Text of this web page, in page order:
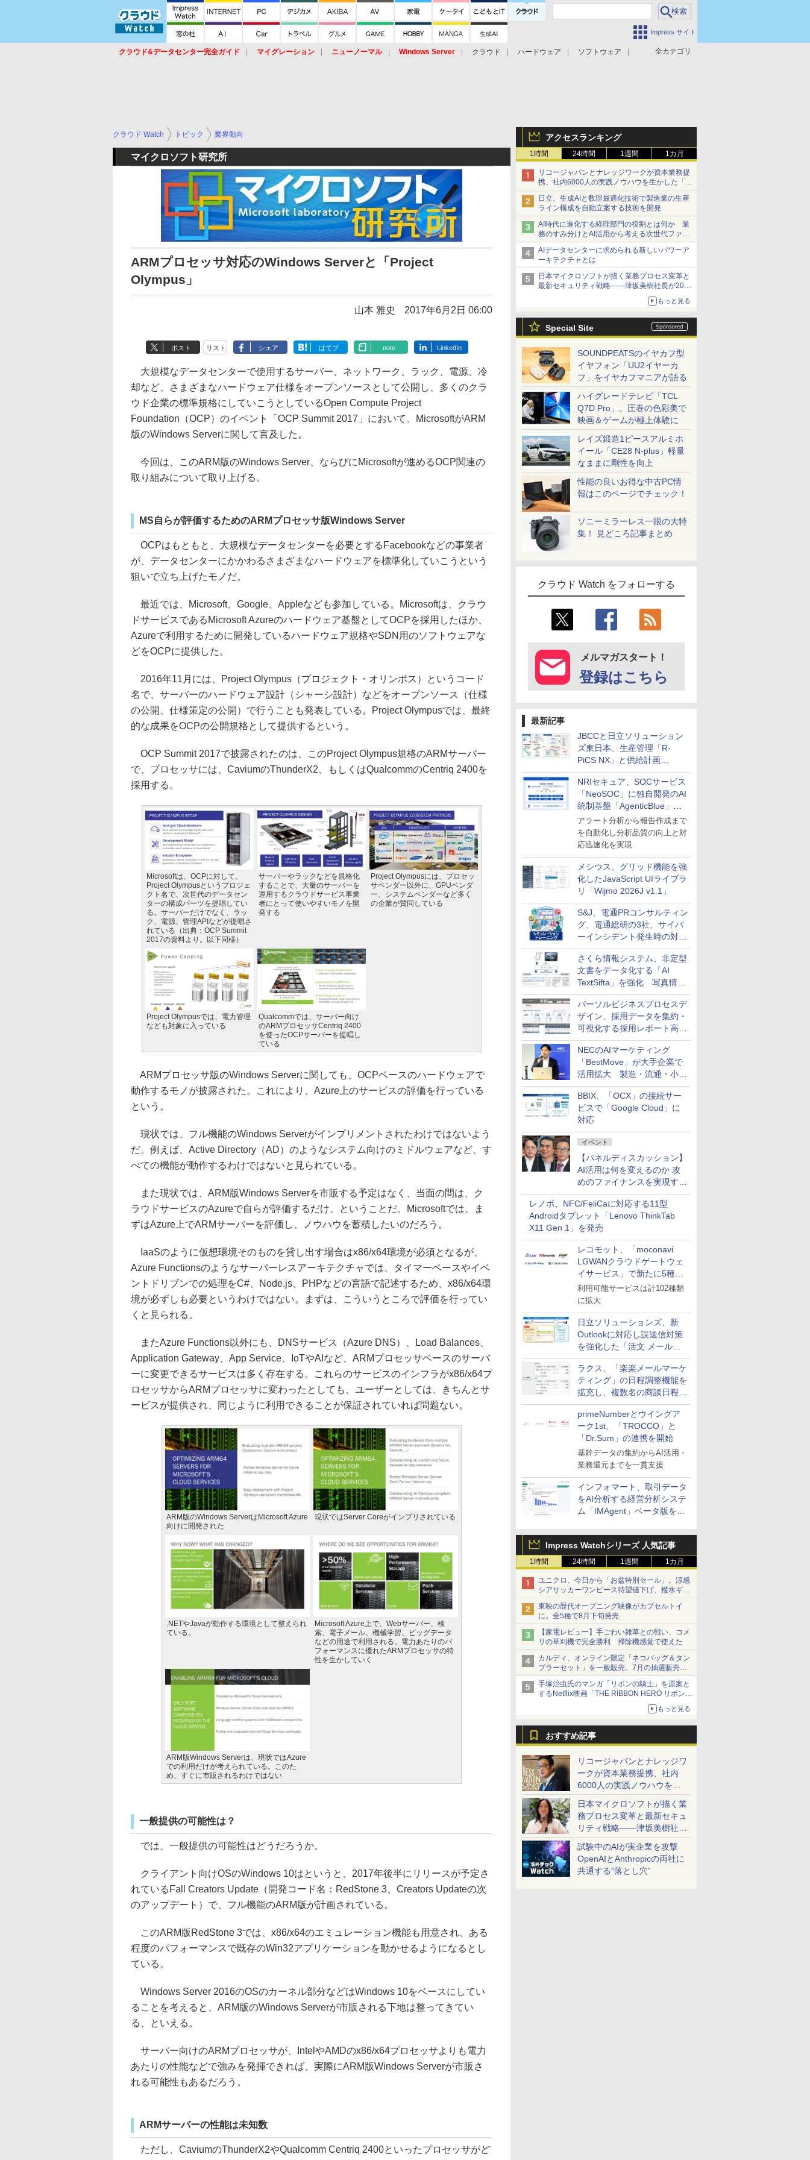
Impress サイト
全カテゴリ
クラウド&データセンター完全ガイド マイグレーション ニューノーマル Windows Server クラウド ハードウェア
ソフトウェア
アクセスランキング
1時間 24時間 1週間 1カ月
リコージャパンとナレッジワークが資本業務提
携、社内6000人の実践ノウハウを生かした「AI
商談記録 for RICOH」を展開へ
日立、生成AIと数理最適化技術で製造業の生産
ライン構成を自動立案する技術を開発
AI時代に進化する経理部門の役割とは何か 業
務のすみ分けとAI活用から考える次世代ファイ
ナンス戦略
AIデータセンターに求められる新しいパワーア
ーキテクチャとは
日本マイクロソフトが描く業務プロセス変革と
最新セキュリティ戦略――津坂美樹社長が2027
もっと見る
Special Site
SOUNDPEATSのイヤカフ型
イヤフォン「UU2イヤーカ
フ」をイヤカフマニアが語る
ハイグレードテレビ「TCL
Q7D Pro」。圧巻の色彩美で
映画＆ゲームが極上体験に
レイズ鍛造1ピースアルミホ
イール「CE28 N-plus」軽量
なままに剛性を向上
性能の良いお得な中古PC情
報はこのページでチェック！
ソニーミラーレス一眼の大特
集！ 見どころ記事まとめ
クラウド Watch をフォローする
メルマガスタート！
登録はこちら
最新記事
JBCCと日立ソリューション
ズ東日本、生産管理「R-
PiCS NX」と供給計画
「scSQUARE ISP」の連携サ
ービスを提供開始
NRIセキュア、SOCサービス
「NeoSOC」に独自開発のAI
統制基盤「AgenticBlue」を
導入
アラート分析から報告作成まで
を自動化し分析品質の向上と対
応迅速化を実現
メシウス、グリッド機能を強
化したJavaScript UIライブラ
リ「Wijmo 2026J v1.1」
S&J、電通PRコンサルティン
グ、電通総研の3社、サイバ
ーインシデント発生時の対応
と危機管理広報を一体的に訓
練するプログラムを提供
さくら情報システム、非定型
文書をデータ化する「AI
TextSifta」を強化 写真情報
のデータ化などに対応
パーソルビジネスプロセスデ
ザイン、採用データを集約・
可視化する採用レポート高速
化サービスを提供
NECのAIマーケティング
「BestMove」が大手企業で
活用拡大 製造・流通・小売
企業・広告代理店などが実装
フェーズへ
BBIX、「OCX」の接続サー
ビスで「Google Cloud」に
対応
イベント
【パネルディスカッション】
AI活用は何を変えるのか 攻
めのファイナンスを実現する
業務設計とマインドセット変
革
レノボ、NFC/FeliCaに対応する11型
Androidタブレット「Lenovo ThinkTab
X11 Gen 1」を発売
レコモット、「moconavi
LGWANクラウドゲートウェ
イサービス」で新たに5種類
のサービスと連携開始
利用可能サービスは計102種類
に拡大
日立ソリューションズ、新
Outlookに対応し誤送信対策
を強化した「活文 メール誤
送信防止アドインサービス」
を提供
ラクス、「楽楽メールマーケ
ティング」の日程調整機能を
拡充し、複数名の商談日程調
整を効率化
primeNumberとウイングア
ーク1st、「TROCCO」と
「Dr.Sum」の連携を開始
基幹データの集約からAI活用・
業務還元までを一貫支援
インフォマート、取引データ
をAI分析する経営分析システ
ム「IMAgent」ベータ版を提
Impress Watchシリーズ 人気記事
1時間 24時間 1週間 1カ月
ユニクロ、今日から「お盆特別セール」。涼感
シアサッカーワンピース待望値下げ、撥水ギア
ショーツは1990円に
東映の歴代オープニング映像がカプセルトイ
に。全5種で8月下旬発売
【家電レビュー】手ごわい雑草との戦い、コメ
リの草刈機で完全勝利 掃除機感覚で使えた
カルディ、オンライン限定「ネコバッグ＆タン
ブラーセット」を一般販売。7月の抽選販売の
当選無効分
手塚治虫氏のマンガ「リボンの騎士」を原案と
するNetflix映画「THE RIBBON HERO リボンヒ
もっと見る
おすすめ記事
リコージャパンとナレッジワ
ークが資本業務提携、社内
6000人の実践ノウハウを生
かした「AI商談記録 for
RICOH」を展開へ
日本マイクロソフトが描く業
務プロセス変革と最新セキュ
リティ戦略――津坂美樹社長
が2027年度戦略を説明
試験中のAIが実企業を攻撃
OpenAIとAnthropicの両社に
共通する“落とし穴”
クラウド Watch トピック 業界動向
マイクロソフト研究所
ARMプロセッサ対応のWindows Serverと「Project
Olympus」
山本 雅史 2017年6月2日 06:00
ポスト リスト シェア はてブ note LinkedIn
大規模なデータセンターで使用するサーバー、ネットワーク、ラック、電源、冷
却など、さまざまなハードウェア仕様をオープンソースとして公開し、多くのクラ
ウド企業の標準規格にしていこうとしているOpen Compute Project
Foundation（OCP）のイベント「OCP Summit 2017」において、MicrosoftがARM
版のWindows Serverに関して言及した。
今回は、このARM版のWindows Server、ならびにMicrosoftが進めるOCP関連の
取り組みについて取り上げる。
MS自らが評価するためのARMプロセッサ版Windows Server
OCPはもともと、大規模なデータセンターを必要とするFacebookなどの事業者
が、データセンターにかかわるさまざまなハードウェアを標準化していこうという
狙いで立ち上げたモノだ。
最近では、Microsoft、Google、Appleなども参加している。Microsoftは、クラウ
ドサービスであるMicrosoft Azureのハードウェア基盤としてOCPを採用したほか、
Azureで利用するために開発しているハードウェア規格やSDN用のソフトウェアな
どをOCPに提供した。
2016年11月には、Project Olympus（プロジェクト・オリンポス）というコード
名で、サーバーのハードウェア設計（シャーシ設計）などをオープンソース（仕様
の公開、仕様策定の公開）で行うことも発表している。Project Olympusでは、最終
的な成果をOCPの公開規格として提供するという。
OCP Summit 2017で披露されたのは、このProject Olympus規格のARMサーバー
で、プロセッサには、CaviumのThunderX2、もしくはQualcommのCentriq 2400を
採用する。
Microsoftは、OCPに対して、
Project Olympusというプロジェ
クト名で、次世代のデータセン
ターの構成パーツを提唱してい
る。サーバーだけでなく、ラッ
ク、電源、管理APIなどが提唱さ
れている（出典：OCP Summit
2017の資料より。以下同様）
サーバーやラックなどを規格化
することで、大量のサーバーを
運用するクラウドサービス事業
者にとって使いやすいモノを開
発する
Project Olympusには、プロセッ
サベンダー以外に、GPUベンダ
ー、システムベンダーなど多く
の企業が賛同している
Project Olympusでは、電力管理
なども対象に入っている
Qualcommでは、サーバー向け
のARMプロセッサCentriq 2400
を使ったOCPサーバーを提唱し
ている
ARMプロセッサ版のWindows Serverに関しても、OCPベースのハードウェアで
動作するモノが披露された。これにより、Azure上のサービスの評価を行っている
という。
現状では、フル機能のWindows Serverがインプリメントされたわけではないよう
だ。例えば、Active Directory（AD）のようなシステム向けのミドルウェアなど、す
べての機能が動作するわけではないと見られている。
また現状では、ARM版Windows Serverを市販する予定はなく、当面の間は、ク
ラウドサービスのAzureで自らが評価するだけ、ということだ。Microsoftでは、ま
ずはAzure上でARMサーバーを評価し、ノウハウを蓄積したいのだろう。
IaaSのように仮想環境そのものを貸し出す場合はx86/x64環境が必須となるが、
Azure Functionsのようなサーバーレスアーキテクチャでは、タイマーベースやイベ
ントドリブンでの処理をC#、Node.js、PHPなどの言語で記述するため、x86/x64環
境が必ずしも必要というわけではない。まずは、こういうところで評価を行ってい
くと見られる。
またAzure Functions以外にも、DNSサービス（Azure DNS）、Load Balances、
Application Gateway、App Service、IoTやAIなど、ARMプロセッサベースのサーバ
ーに変更できるサービスは多く存在する。これらのサービスのインフラがx86/x64プ
ロセッサからARMプロセッサに変わったとしても、ユーザーとしては、きちんとサ
ービスが提供され、同じように利用できることが保証されていれば問題ない。
ARM版のWindows ServerはMicrosoft Azure
向けに開発された
現状ではServer Coreがインプリされている
.NETやJavaが動作する環境として整えられ
ている。
Microsoft Azure上で、Webサーバー、検
索、電子メール、機械学習、ビッグデータ
などの用途で利用される。電力あたりのパ
フォーマンスに優れたARMプロセッサの特
性を生かしていく
ARM版Windows Serverは、現状ではAzure
での利用だけが考えられている。このた
め、すぐに市販されるわけではない
一般提供の可能性は？
では、一般提供の可能性はどうだろうか。
クライアント向けOSのWindows 10はというと、2017年後半にリリースが予定さ
れているFall Creators Update（開発コード名：RedStone 3、Creators Updateの次
のアップデート）で、フル機能のARM版が計画されている。
このARM版RedStone 3では、x86/x64のエミュレーション機能も用意され、ある
程度のパフォーマンスで既存のWin32アプリケーションを動かせるようになるとし
ている。
Windows Server 2016のOSのカーネル部分などはWindows 10をベースにしてい
ることを考えると、ARM版のWindows Serverが市販される下地は整ってきてい
る、といえる。
サーバー向けのARMプロセッサが、IntelやAMDのx86/x64プロセッサよりも電力
あたりの性能などで強みを発揮できれば、実際にARM版Windows Serverが市販さ
れる可能性もあるだろう。
ARMサーバーの性能は未知数
ただし、CaviumのThunderX2やQualcomm Centriq 2400といったプロセッサがど